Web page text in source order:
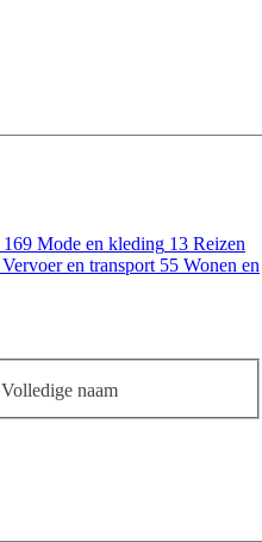
169 Mode en kleding 13 Reizen
Vervoer en transport 55 Wonen en
Volledige naam